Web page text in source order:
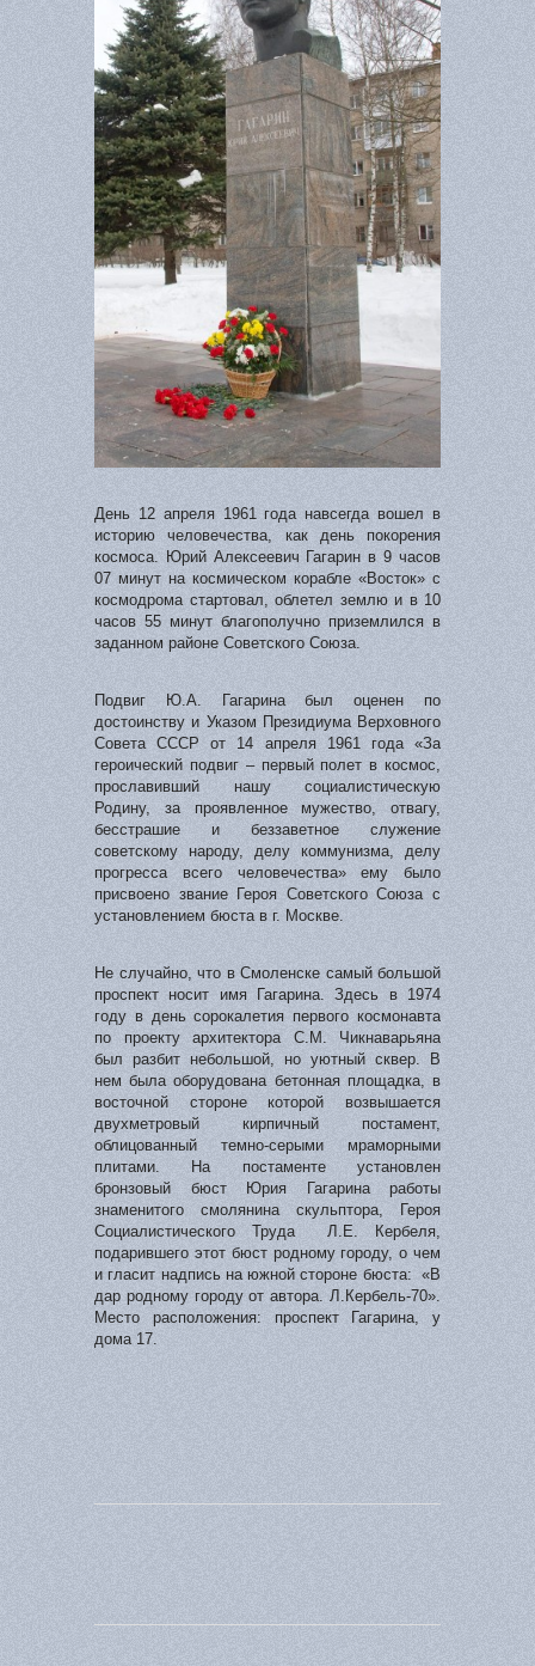
День 12 апреля 1961 года навсегда вошел в
историю человечества, как день покорения
космоса. Юрий Алексеевич Гагарин в 9 часов
07 минут на космическом корабле «Восток» с
космодрома стартовал, облетел землю и в 10
часов 55 минут благополучно приземлился в
заданном районе Советского Союза.
Подвиг Ю.А. Гагарина был оценен по
достоинству и Указом Президиума Верховного
Совета СССР от 14 апреля 1961 года «За
героический подвиг – первый полет в космос,
прославивший нашу социалистическую
Родину, за проявленное мужество, отвагу,
бесстрашие и беззаветное служение
советскому народу, делу коммунизма, делу
прогресса всего человечества» ему было
присвоено звание Героя Советского Союза с
установлением бюста в г. Москве.
Не случайно, что в Смоленске самый большой
проспект носит имя Гагарина. Здесь в 1974
году в день сорокалетия первого космонавта
по проекту архитектора С.М. Чикнаварьяна
был разбит небольшой, но уютный сквер. В
нем была оборудована бетонная площадка, в
восточной стороне которой возвышается
двухметровый кирпичный постамент,
облицованный темно-серыми мраморными
плитами. На постаменте установлен
бронзовый бюст Юрия Гагарина работы
знаменитого смолянина скульптора, Героя
Социалистического Труда Л.Е. Кербеля,
подарившего этот бюст родному городу, о чем
и гласит надпись на южной стороне бюста: «В
дар родному городу от автора. Л.Кербель-70».
Место расположения: проспект Гагарина, у
дома 17.